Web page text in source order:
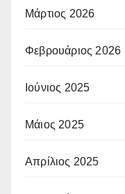
Μάρτιος 2026
Φεβρουάριος 2026
Ιούνιος 2025
Μάιος 2025
Απρίλιος 2025